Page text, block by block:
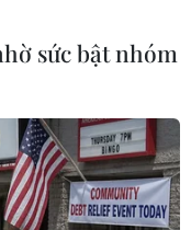
sức bật nhóm